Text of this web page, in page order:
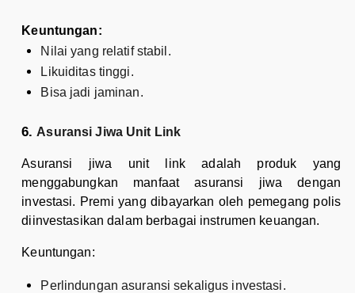
Keuntungan:
Nilai yang relatif stabil.
Likuiditas tinggi.
Bisa jadi jaminan.
Asuransi Jiwa Unit Link
Asuransi jiwa unit link adalah produk yang
menggabungkan manfaat asuransi jiwa dengan
investasi. Premi yang dibayarkan oleh pemegang polis
diinvestasikan dalam berbagai instrumen keuangan.
Keuntungan:
Perlindungan asuransi sekaligus investasi.